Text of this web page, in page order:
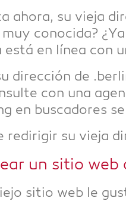
aho­ra, su vie­ja
muy cono­ci­da?
está en línea con
dirección de
con una
en bus­ca­do­res
redi­ri­gir su vie­ja
un sitio web
sitio web le